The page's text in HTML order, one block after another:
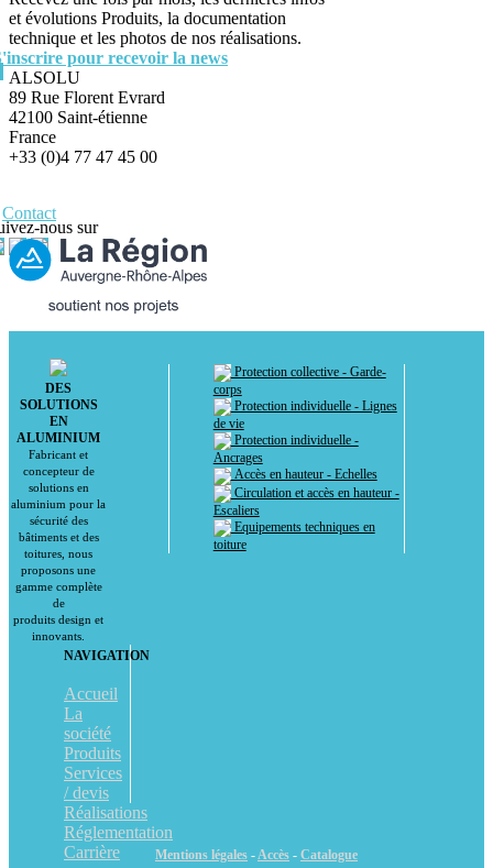
et évolutions Produits, la documentation
technique et les photos de nos réalisations.
pour recevoir la news
ALSOLU
89 Rue Florent Evrard
42100 Saint-étienne
France
+33 (0)4 77 47 45 00
Contact
nous sur
DES
SOLUTIONS
EN
ALUMINIUM
Fabricant et
concepteur de
solutions en
aluminium pour la
sécurité des
bâtiments et des
toitures, nous
proposons une
gamme complète
de
produits design et
innovants.
Protection collective - Garde-
corps
Protection individuelle - Lignes
de vie
Protection individuelle -
Ancrages
Accès en hauteur - Echelles
Circulation et accès en hauteur -
Escaliers
Equipements techniques en
toiture
NAVIGATION
Accueil
La
société
Produits
Services
/ devis
Réalisations
Réglementation
Carrière
Mentions légales - Accès - Catalogue